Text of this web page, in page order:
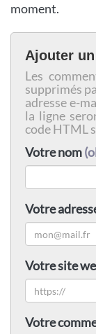
moment.
Ajouter
Les
supprimés
adresse e-
la ligne
code HTML
Votre nom
Votre
Votre site
Votre